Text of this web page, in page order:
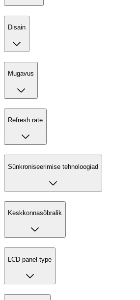
Disain
Mugavus
Refresh rate
Sünkroniseerimise tehnoloogiad
Keskkonnasõbralik
LCD panel type